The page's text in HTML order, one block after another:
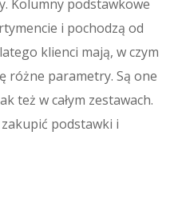
Kolumny podstawkowe
i pochodzą od
klienci mają, w czym
różne parametry. Są one
też w całym zestawach.
podstawki i